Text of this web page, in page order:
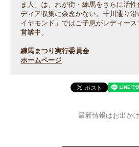
ま人」は、わが街・練馬をさらに活
ディア収集に余念がない。千川通り
イヤモンド」ではご子息がレディー
営業中。
練馬まつり実行委員会
ホームページ
最新情報はお出か